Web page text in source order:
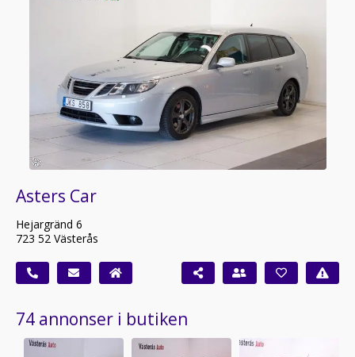
Asters Car
Hejargränd 6
723 52 Västerås
74 annonser i butiken